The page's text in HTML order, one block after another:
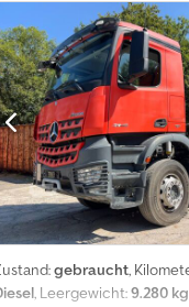
Tempomat,
Schrottgreifer |
Tempomat |
| Irrtum,
gebraucht,
, Leergewicht:9.280 kg